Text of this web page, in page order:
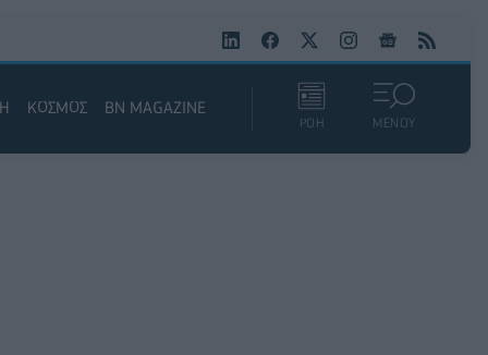
ΚΟΣΜΟΣ BN MAGAZINE
ΡΟΗ ΜΕΝΟΥ